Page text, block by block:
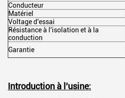
Conducteur
Matériel
Voltage d'essai
Résistance à l'isolation et à la
conduction
Garantie
Introduction à l'usine: